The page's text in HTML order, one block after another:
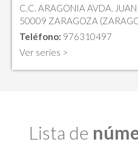
C.C. ARAGONIA AVDA.
50009 ZARAGOZA
Teléfono: 976310497
Ver series >
Lista de